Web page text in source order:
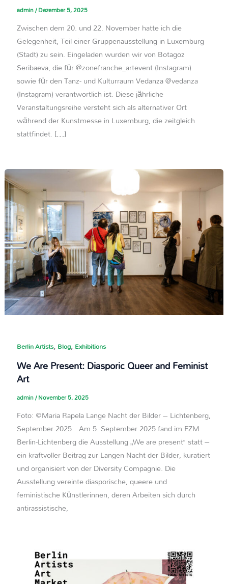
admin/Dezember 5, 2025
Zwischen dem 20. und 22. November hatte ich die
Gelegenheit, Teil einer Gruppenausstellung in Luxemburg
(Stadt) zu sein. Eingeladen wurden wir von Botagoz
Seribaeva, die für @zonefranche_artevent (Instagram)
sowie für den Tanz- und Kulturraum Vedanza @vedanza
(Instagram) verantwortlich ist. Diese jährliche
Veranstaltungsreihe versteht sich als alternativer Ort
während der Kunstmesse in Luxemburg, die zeitgleich
stattfindet. […]
Berlin Artists,Blog,Exhibitions
We Are Present: Diasporic Queer and Feminist
Art
admin/November 5, 2025
Foto: ©Maria Rapela Lange Nacht der Bilder – Lichtenberg,
September 2025 Am 5. September 2025 fand im FZM
Berlin-Lichtenberg die Ausstellung „We are present“ statt –
ein kraftvoller Beitrag zur Langen Nacht der Bilder, kuratiert
und organisiert von der Diversity Compagnie. Die
Ausstellung vereinte diasporische, queere und
feministische Künstlerinnen, deren Arbeiten sich durch
antirassistische,